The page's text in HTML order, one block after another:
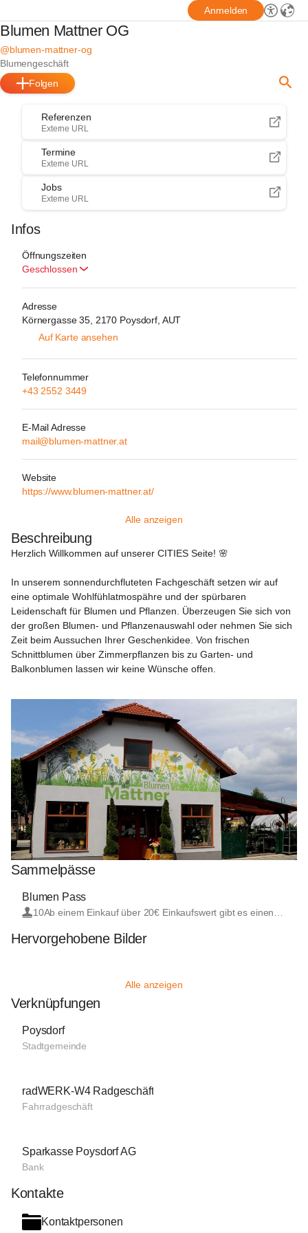
Anmelden
Blumen Mattner OG
@blumen-mattner-og
Blumengeschäft
Folgen
Referenzen
Externe URL
Termine
Externe URL
Jobs
Externe URL
Infos
Öffnungszeiten
Geschlossen
Adresse
Körnergasse 35, 2170 Poysdorf, AUT
Auf Karte ansehen
Telefonnummer
+43 2552 3449
E-Mail Adresse
mail@blumen-mattner.at
Website
https://www.blumen-mattner.at/
Alle anzeigen
Beschreibung
Herzlich Willkommen auf unserer CITIES Seite! 🌸
In unserem sonnendurchfluteten Fachgeschäft setzen wir auf
eine optimale Wohlfühlatmospähre und der spürbaren
Leidenschaft für Blumen und Pflanzen. Überzeugen Sie sich von
der großen Blumen- und Pflanzenauswahl oder nehmen Sie sich
Zeit beim Aussuchen Ihrer Geschenkidee. Von frischen
Schnittblumen über Zimmerpflanzen bis zu Garten- und
Balkonblumen lassen wir keine Wünsche offen.
Sammelpässe
Blumen Pass
10
Hervorgehobene Bilder
Alle anzeigen
Verknüpfungen
Poysdorf
Stadtgemeinde
radWERK-W4 Radgeschäft
Fahrradgeschäft
Sparkasse Poysdorf AG
Bank
Kontakte
Kontaktpersonen